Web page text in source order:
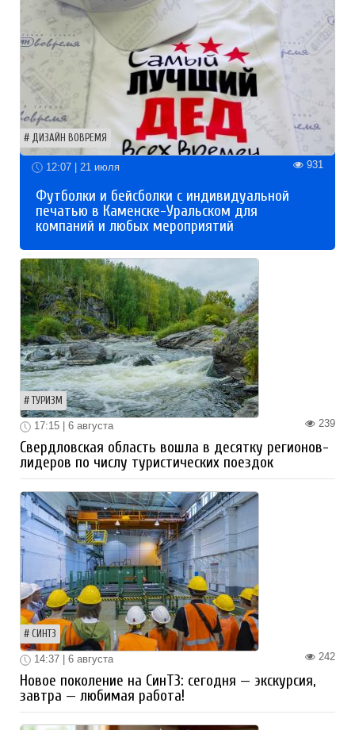
ДИЗАЙН ВОВРЕМЯ
12:07 | 21 июля 931
Футболки и бейсболки с индивидуальной
печатью в Каменске-Уральском для
компаний и любых мероприятий
ТУРИЗМ
239
17:15 | 6 августа
Свердловская область вошла в десятку регионов-
лидеров по числу туристических поездок
СИНТЗ
242
14:37 | 6 августа
Новое поколение на СинТЗ: сегодня — экскурсия,
завтра — любимая работа!